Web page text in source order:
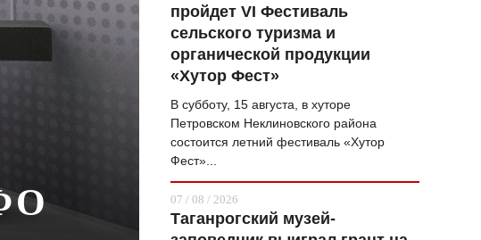
ВОПРОС НЕДЕЛИ
СТИЛЬ ЖИЗНИ
ХАЙП
ЧЕЛОВЕК ОСОБЕННЫЙ
КУЛЬТ ЕДЫ
пройдет VI Фестиваль
сельского туризма и
органической продукции
«Хутор Фест»
В субботу, 15 августа, в хуторе
Петровском Неклиновского района
состоится летний фестиваль «Хутор
Фест»...
07 / 08 / 2026
Таганрогский музей-